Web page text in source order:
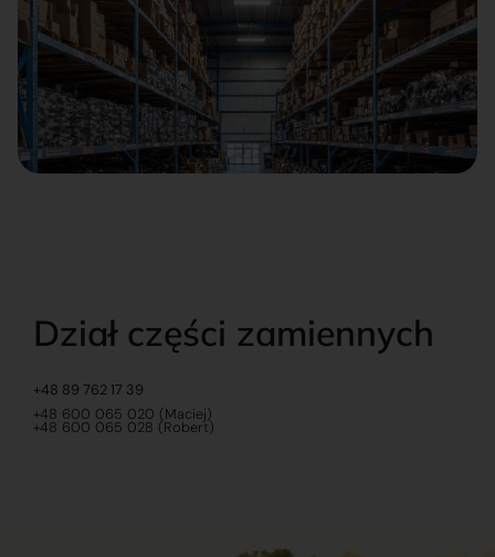
Dział części zamiennych
+48 89 762 17 39
+48 600 065 020 (Maciej)
+48 600 065 028 (Robert)